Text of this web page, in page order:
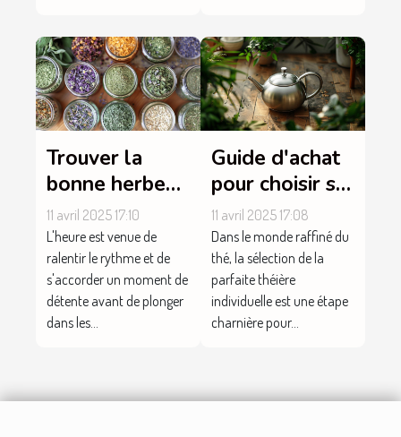
Trouver la
bonne herbe
pour une
infusion du soir
relaxante
11 avril 2025 17:10
L'heure est venue de
ralentir le rythme et de
s'accorder un moment de
détente avant de plonger
dans les...
Guide d'achat
pour choisir sa
théière
individuelle
11 avril 2025 17:08
Dans le monde raffiné du
thé, la sélection de la
parfaite théière
individuelle est une étape
charnière pour...